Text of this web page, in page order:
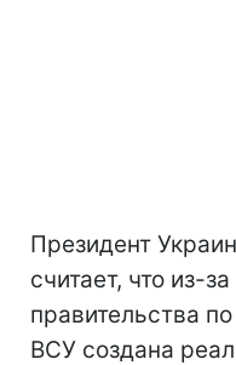
Президент
считает, что из-
правительства
ВСУ создана